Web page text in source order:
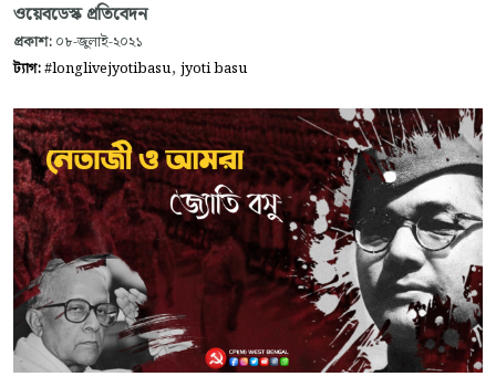
ওয়েবডেস্ক প্রতিবেদন
প্রকাশ: ০৮-জুলাই-২০২১
ট্যাগ:#longlivejyotibasu, jyoti basu